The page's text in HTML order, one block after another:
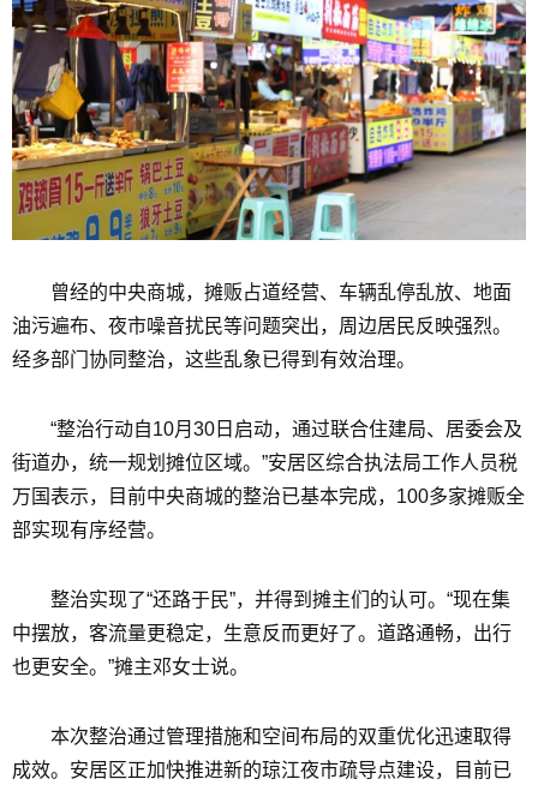
曾经的中央商城，摊贩占道经营、车辆乱停乱放、地面
油污遍布、夜市噪音扰民等问题突出，周边居民反映强烈。
经多部门协同整治，这些乱象已得到有效治理。
“整治行动自10月30日启动，通过联合住建局、居委会及
街道办，统一规划摊位区域。”安居区综合执法局工作人员税
万国表示，目前中央商城的整治已基本完成，100多家摊贩全
部实现有序经营。
整治实现了“还路于民”，并得到摊主们的认可。“现在集
中摆放，客流量更稳定，生意反而更好了。道路通畅，出行
也更安全。”摊主邓女士说。
本次整治通过管理措施和空间布局的双重优化迅速取得
成效。安居区正加快推进新的琼江夜市疏导点建设，目前已